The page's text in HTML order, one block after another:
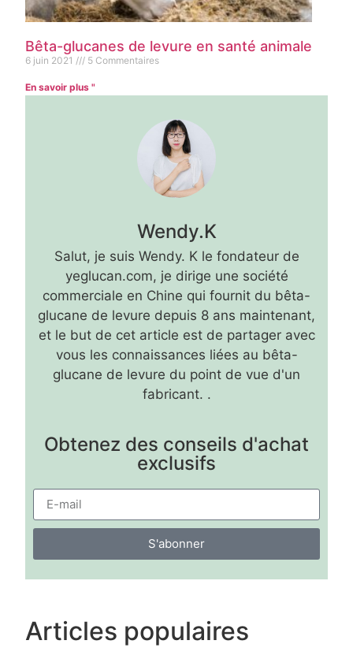
Bêta-glucanes de levure en santé animale
6 juin 2021 5 Commentaires
En savoir plus "
Wendy.K
Salut, je suis Wendy. K le fondateur de
yeglucan.com, je dirige une société
commerciale en Chine qui fournit du bêta-
glucane de levure depuis 8 ans maintenant,
et le but de cet article est de partager avec
vous les connaissances liées au bêta-
glucane de levure du point de vue d'un
fabricant. .
Obtenez des conseils d'achat
exclusifs
S'abonner
Articles populaires